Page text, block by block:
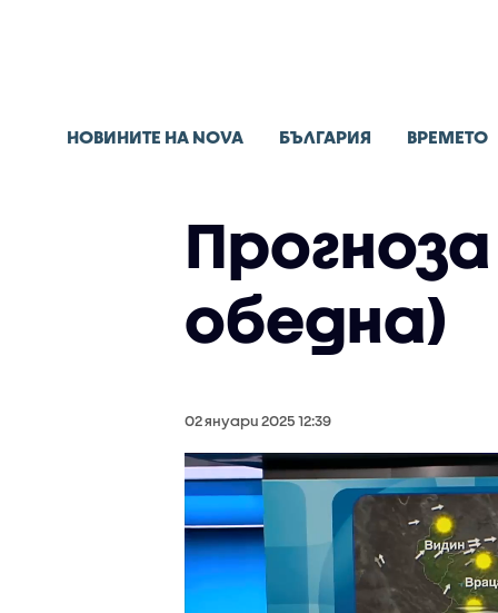
НОВИНИТЕ НА NOVA БЪЛГАРИЯ ВРЕМЕТО
обедна)
02 януари 2025 12:39